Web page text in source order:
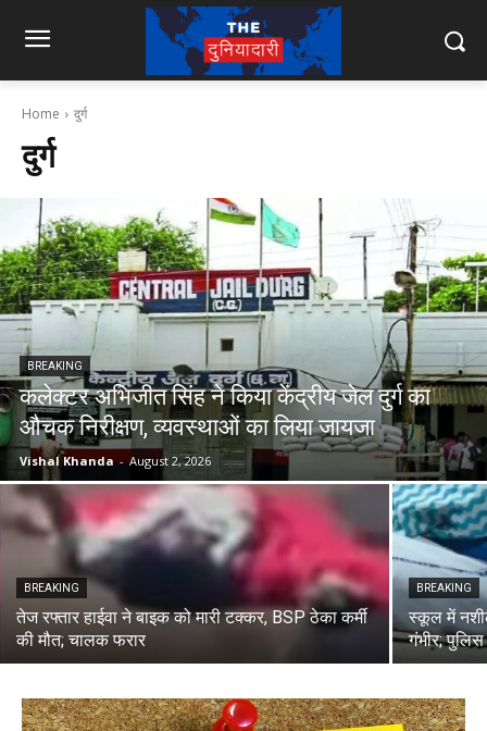
Home दुर्ग
दुर्ग
BREAKING
कलेक्टर अभिजीत सिंह ने किया केंद्रीय जेल दुर्ग का
औचक निरीक्षण, व्यवस्थाओं का लिया जायजा
Vishal Khanda - August 2, 2026
BREAKING
तेज रफ्तार हाईवा ने बाइक को मारी टक्कर, BSP ठेका कर्मी
की मौत; चालक फरार
BREAKING
स्कूल में
गंभीर;